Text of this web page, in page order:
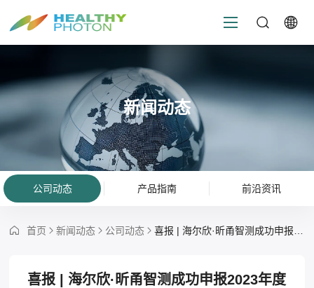
新闻动态
公司动态 产品指南 前沿资讯
首页 新闻动态 公司动态 喜报 | 海尔欣·昕甬智测成功申报2023年度宁波市公益性研究计划拟立项项目
喜报 | 海尔欣·昕甬智测成功申报2023年度